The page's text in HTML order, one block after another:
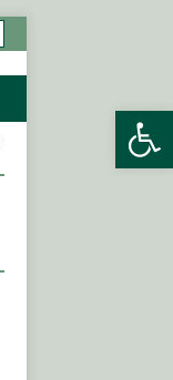
Werkzeugleiste öffnen